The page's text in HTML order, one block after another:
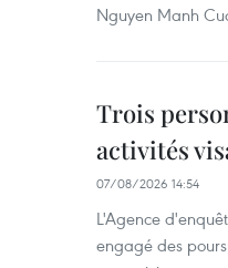
Nguyen Manh
Trois
activités
07/08/2026 14:54
L'Agence
engagé des